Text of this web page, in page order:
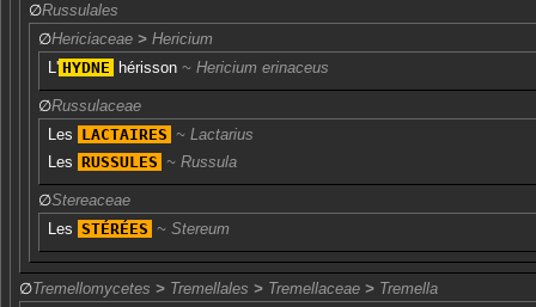
∅Russulales
∅Hericiaceae > Hericium
L' HYDNE hérisson Hericium erinaceus
∅Russulaceae
Les LACTAIRES
Lactarius
Les RUSSULES Russula
∅Stereaceae
Les STÉRÉES Stereum
∅Tremellomycetes > Tremellales > Tremellaceae > Tremella